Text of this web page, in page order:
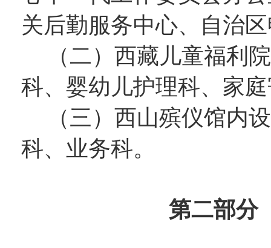
关后勤服务中心、自治
（二） 西藏儿童福利
科、婴幼儿护理科、家
（三） 西山殡仪馆内
科、业务科。
第二部